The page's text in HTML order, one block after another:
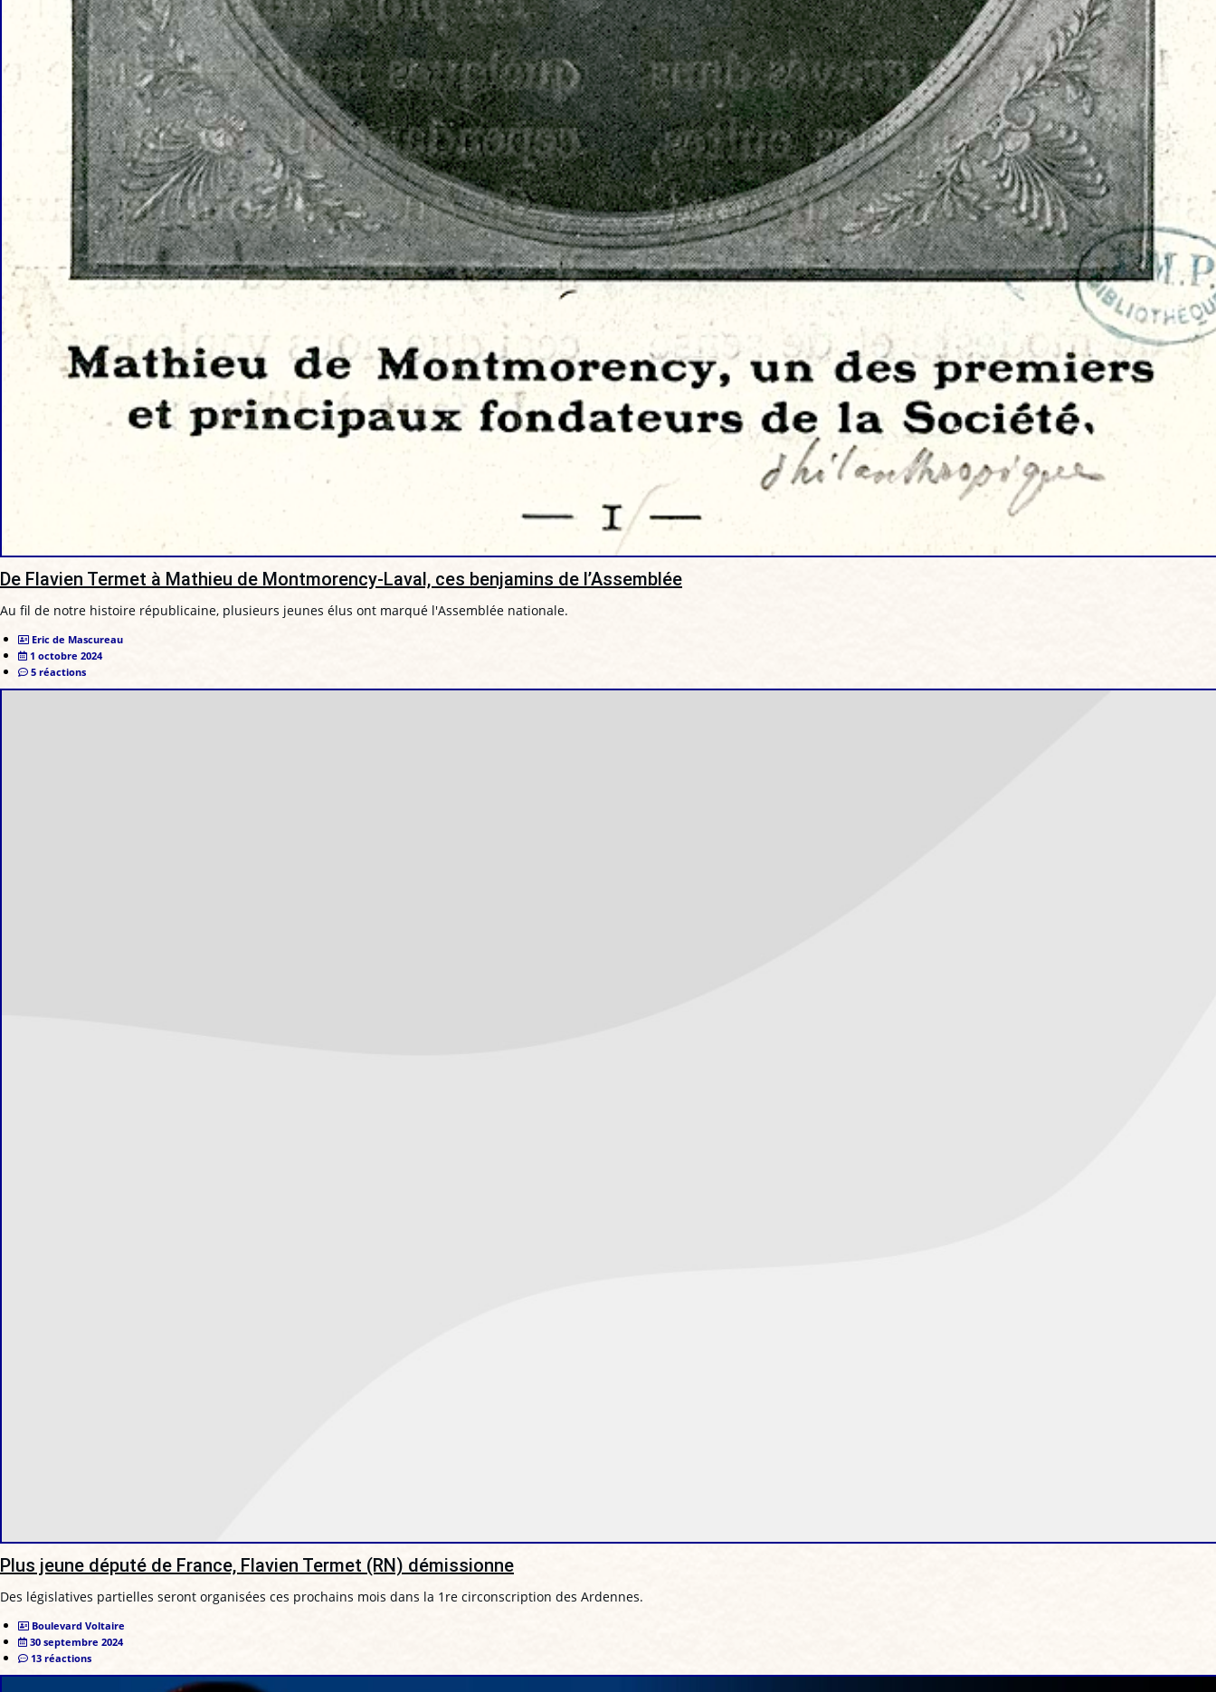
De Flavien Termet à Mathieu de Montmorency-Laval, ces benjamins de l’Assemblée
Au fil de notre histoire républicaine, plusieurs jeunes élus ont marqué l'Assemblée nationale.
Eric de Mascureau
1 octobre 2024
5 réactions
Plus jeune député de France, Flavien Termet (RN) démissionne
Des législatives partielles seront organisées ces prochains mois dans la 1re circonscription des Ardennes.
Boulevard Voltaire
30 septembre 2024
13 réactions